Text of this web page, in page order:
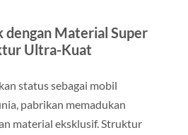
dengan Material Super
Ultra-Kuat
status sebagai mobil
pabrikan memadukan
material eksklusif. Struktur